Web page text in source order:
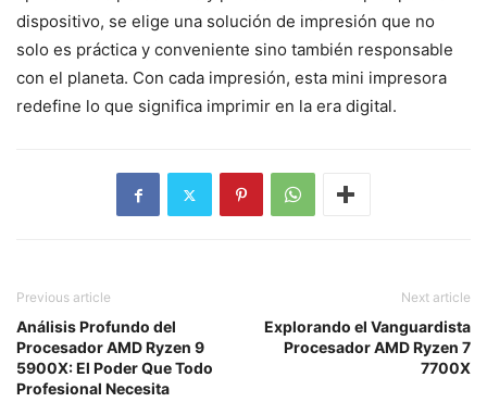
dispositivo, se elige una solución de impresión que no
solo es práctica y conveniente sino también responsable
con el planeta. Con cada impresión, esta mini impresora
redefine lo que significa imprimir en la era digital.
Previous article
Análisis Profundo del
Procesador AMD Ryzen 9
5900X: El Poder Que Todo
Profesional Necesita
Next article
Explorando el Vanguardista
Procesador AMD Ryzen 7
7700X